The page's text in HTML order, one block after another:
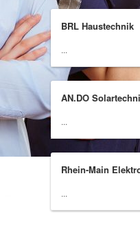
BRL Haustechnik
...
AN.DO
...
Rhein-Main
...